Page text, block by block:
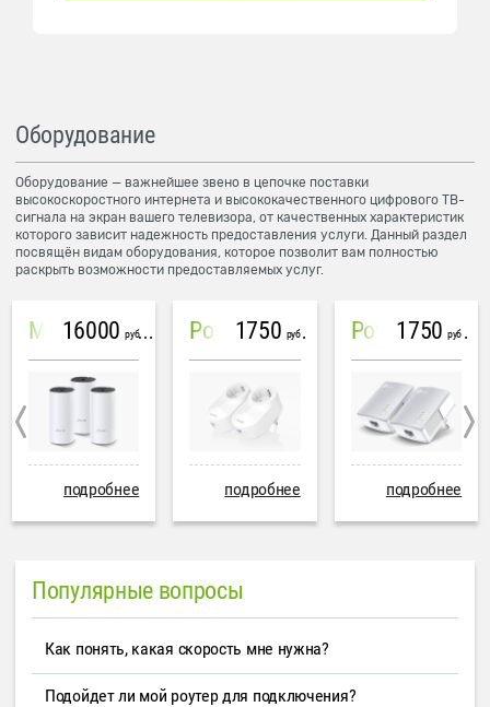
Оборудование
Оборудование — важнейшее звено в цепочке поставки
высокоскоростного интернета и высококачественного цифрового ТВ-
сигнала на экран вашего телевизора, от качественных характеристик
которого зависит надежность предоставления услуги. Данный раздел
посвящён видам оборудования, которое позволит вам полностью
раскрыть возможности предоставляемых услуг.
Mesh система TP-Link Deco M4 (3 устройства)
16000 руб
подробнее
PowerLine Tenda PH6
1750 руб
подробнее
PowerLine TP-Link AV600
1750 руб
подробнее
Популярные вопросы
Как понять, какая скорость мне нужна?
Подойдет ли мой роутер для подключения?